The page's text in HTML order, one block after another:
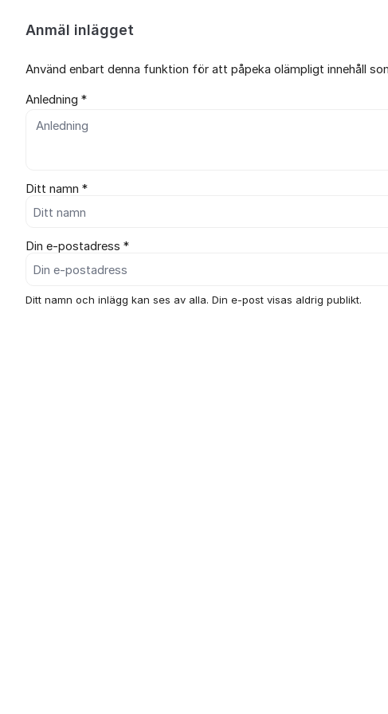
Anmäl inlägget
Använd enbart denna funktion för att påpeka olämpligt innehåll
Anledning *
Ditt namn *
Din e-postadress *
Ditt namn och inlägg kan ses av alla. Din e-post visas aldrig publikt.